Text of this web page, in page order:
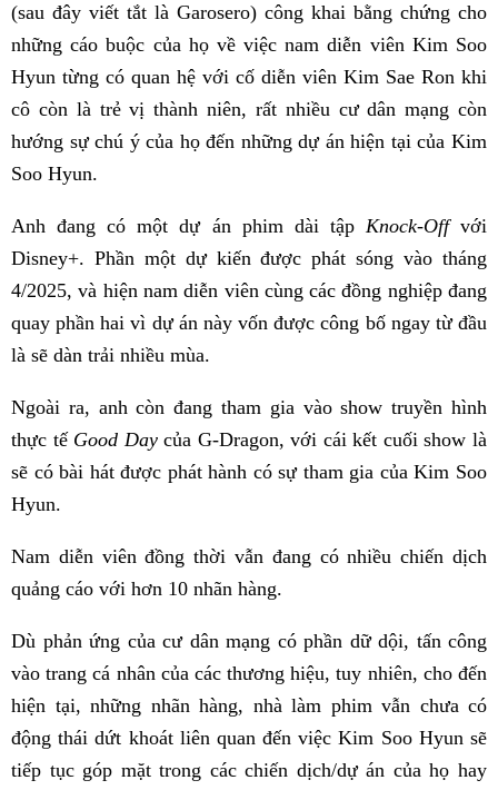
(sau đây viết tắt là Garosero) công khai bằng chứng cho
những cáo buộc của họ về việc nam diễn viên Kim Soo
Hyun từng có quan hệ với cố diễn viên Kim Sae Ron khi
cô còn là trẻ vị thành niên, rất nhiều cư dân mạng còn
hướng sự chú ý của họ đến những dự án hiện tại của Kim
Soo Hyun.
Anh đang có một dự án phim dài tập Knock-Offvới
Disney+. Phần một dự kiến được phát sóng vào tháng
4/2025, và hiện nam diễn viên cùng các đồng nghiệp đang
quay phần hai vì dự án này vốn được công bố ngay từ đầu
là sẽ dàn trải nhiều mùa.
Ngoài ra, anh còn đang tham gia vào show truyền hình
thực tế Good Daycủa G-Dragon, với cái kết cuối show là
sẽ có bài hát được phát hành có sự tham gia của Kim Soo
Hyun.
Nam diễn viên đồng thời vẫn đang có nhiều chiến dịch
quảng cáo với hơn 10 nhãn hàng.
Dù phản ứng của cư dân mạng có phần dữ dội, tấn công
vào trang cá nhân của các thương hiệu, tuy nhiên, cho đến
hiện tại, những nhãn hàng, nhà làm phim vẫn chưa có
động thái dứt khoát liên quan đến việc Kim Soo Hyun sẽ
tiếp tục góp mặt trong các chiến dịch/dự án của họ hay